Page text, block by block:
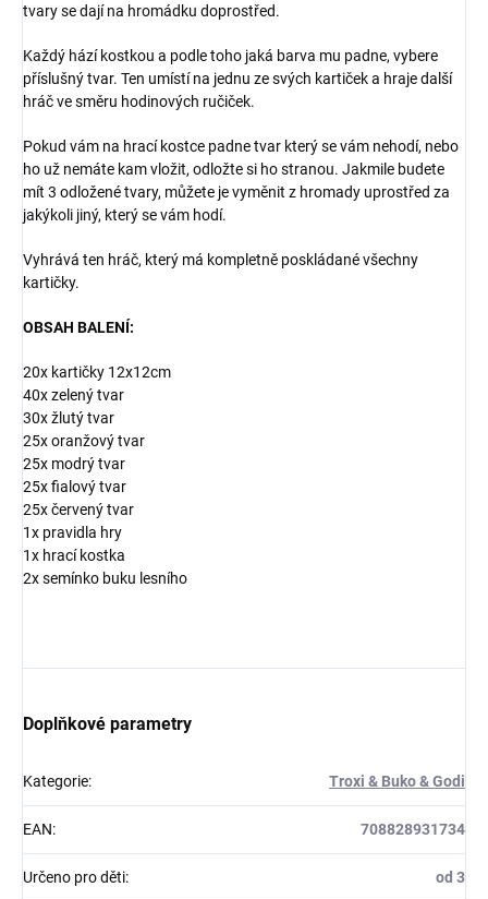
tvary se dají na hromádku doprostřed.
Každý hází kostkou a podle toho jaká barva mu padne, vybere
příslušný tvar. Ten umístí na jednu ze svých kartiček a hraje další
hráč ve směru hodinových ručiček.
Pokud vám na hrací kostce padne tvar který se vám nehodí, nebo
ho už nemáte kam vložit, odložte si ho stranou. Jakmile budete
mít 3 odložené tvary, můžete je vyměnit z hromady uprostřed za
jakýkoli jiný, který se vám hodí.
Vyhrává ten hráč, který má kompletně poskládané všechny
kartičky.
OBSAH BALENÍ:
20x kartičky 12x12cm
40x zelený tvar
30x žlutý tvar
25x oranžový tvar
25x modrý tvar
25x fialový tvar
25x červený tvar
1x pravidla hry
1x hrací kostka
2x semínko buku lesního
Doplňkové parametry
Kategorie: Troxi & Buko & Godi
EAN: 708828931734
Určeno pro děti: od 3